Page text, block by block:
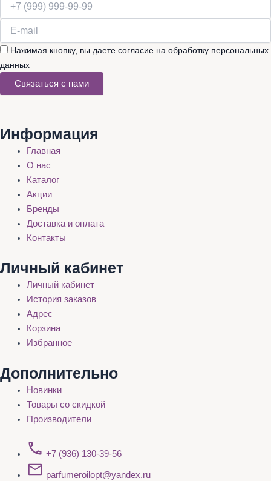
Нажимая кнопку, вы даете согласие на обработку персональных
данных
Связаться с нами
Информация
Главная
О нас
Каталог
Акции
Бренды
Доставка и оплата
Контакты
Личный кабинет
Личный кабинет
История заказов
Адрес
Корзина
Избранное
Дополнительно
Новинки
Товары со скидкой
Производители
+7 (936) 130-39-56
parfumeroilopt@yandex.ru